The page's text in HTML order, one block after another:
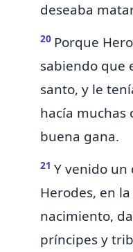
deseaba
20 Porque
sabiendo que
santo, y le
hacía muchas
buena gana.
21 Y venido
Herodes, en
nacimiento,
príncipes y